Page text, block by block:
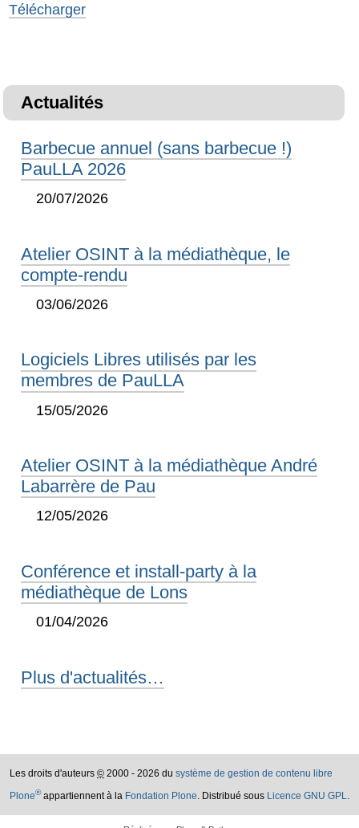
Télécharger
Actualités
Barbecue annuel (sans barbecue !)
PauLLA 2026
20/07/2026
Atelier OSINT à la médiathèque, le
compte-rendu
03/06/2026
Logiciels Libres utilisés par les
membres de PauLLA
15/05/2026
Atelier OSINT à la médiathèque André
Labarrère de Pau
12/05/2026
Conférence et install-party à la
médiathèque de Lons
01/04/2026
Plus d'actualités…
Les droits d'auteurs © 2000 - 2026 du système de gestion de contenu libre
Plone®appartiennent à la Fondation Plone. Distribué sous Licence GNU GPL.